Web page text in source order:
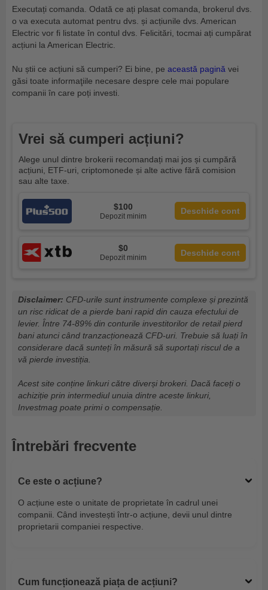
Executați comanda. Odată ce ați plasat comanda, brokerul dvs.
o va executa automat pentru dvs. și acțiunile dvs. American
Electric vor fi listate în contul dvs. Felicitări, tocmai ați cumpărat
acțiuni la American Electric.
Nu știi ce acțiuni să cumperi? Ei bine, pe această pagină vei
găsi toate informaţiile necesare despre cele mai populare
companii în care poți investi.
Vrei să cumperi acțiuni?
Alege unul dintre brokerii recomandați mai jos și cumpără
acțiuni, ETF-uri, criptomonede și alte active fără comision
sau alte taxe.
$100
Depozit minim
Deschide cont
$0
Depozit minim
Deschide cont
Disclaimer: CFD-urile sunt instrumente complexe și prezintă
un risc ridicat de a pierde bani rapid din cauza efectului de
levier. Între 74-89% din conturile investitorilor de retail pierd
bani atunci când tranzacționează CFD-uri. Trebuie să luați în
considerare dacă sunteți în măsură să suportați riscul de a
vă pierde investiția.
Acest site conține linkuri către diverși brokeri. Dacă faceți o
achiziție prin intermediul unuia dintre aceste linkuri,
Investmag poate primi o compensație.
Întrebări frecvente
Ce este o acțiune?
O acțiune este o unitate de proprietate în cadrul unei
companii. Când investești într-o acțiune, devii unul dintre
proprietarii companiei respective.
Cum funcționează piața de acțiuni?